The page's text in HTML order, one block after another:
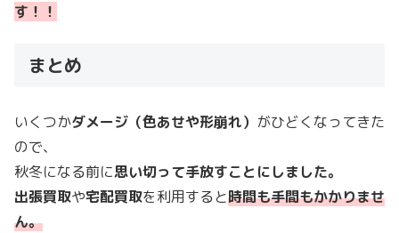
す！！
まとめ
いくつかダメージ（色あせや形崩れ） がひどくなってきた
ので、
秋冬になる前に思い切って手放すことにしました。
出張買取や宅配買取を利用すると時間も手間もかかりませ
ん。